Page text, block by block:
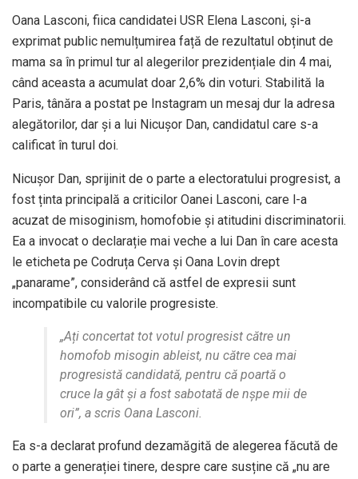
Oana Lasconi, fiica candidatei USR Elena Lasconi, și-a
exprimat public nemulțumirea față de rezultatul obținut de
mama sa în primul tur al alegerilor prezidențiale din 4 mai,
când aceasta a acumulat doar 2,6% din voturi. Stabilită la
Paris, tânăra a postat pe Instagram un mesaj dur la adresa
alegătorilor, dar și a lui Nicușor Dan, candidatul care s-a
calificat în turul doi.
Nicușor Dan, sprijinit de o parte a electoratului progresist, a
fost ținta principală a criticilor Oanei Lasconi, care l-a
acuzat de misoginism, homofobie și atitudini discriminatorii.
Ea a invocat o declarație mai veche a lui Dan în care acesta
le eticheta pe Codruța Cerva și Oana Lovin drept
„panarame”, considerând că astfel de expresii sunt
incompatibile cu valorile progresiste.
„Ați concertat tot votul progresist către un
homofob misogin ableist, nu către cea mai
progresistă candidată, pentru că poartă o
cruce la gât și a fost sabotată de nșpe mii de
ori”, a scris Oana Lasconi.
Ea s-a declarat profund dezamăgită de alegerea făcută de
o parte a generației tinere, despre care susține că „nu are